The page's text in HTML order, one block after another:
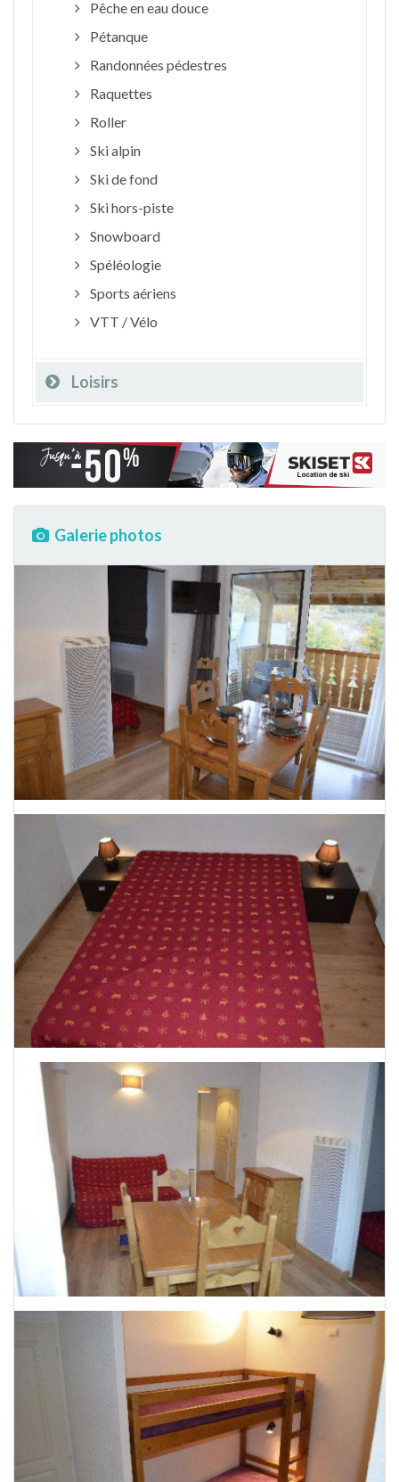
Pêche en eau douce
Pétanque
Randonnées pédestres
Raquettes
Roller
Ski alpin
Ski de fond
Ski hors-piste
Snowboard
Spéléologie
Sports aériens
VTT / Vélo
Loisirs
Galerie photos